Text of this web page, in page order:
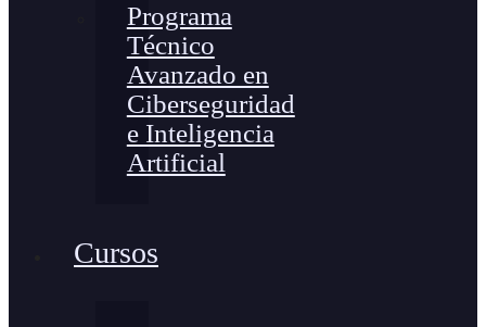
Programa
Técnico
Avanzado en
Ciberseguridad
e Inteligencia
Artificial
Cursos